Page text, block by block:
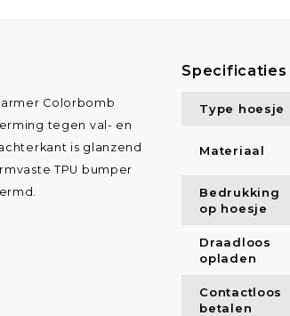
Colorbomb
tegen val- en
is glanzend
TPU bumper
Specificaties
Type hoesje
Materiaal
Bedrukking
op hoesje
Draadloos
opladen
Contactloos
betalen